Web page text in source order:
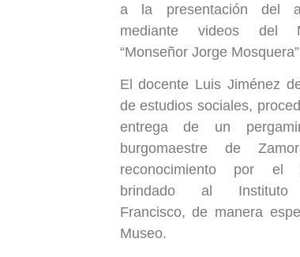
a la presentación del
mediante videos del
“Monseñor Jorge
El docente Luis Jiménez
de estudios sociales,
entrega de un
burgomaestre de
reconocimiento por el
brindado al
Francisco, de manera
Museo.